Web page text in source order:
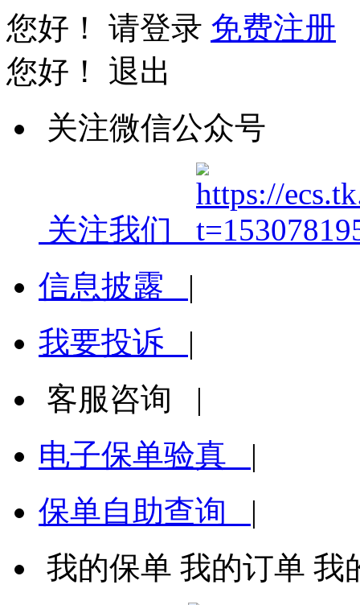
您好！ 请登录 免费注册
您好！ 退出
关注微信公众号
关注我们
信息披露 |
我要投诉 |
客服咨询 |
电子保单验真 |
保单自助查询 |
我的保单 我的订单 我